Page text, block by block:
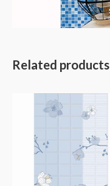
Related products